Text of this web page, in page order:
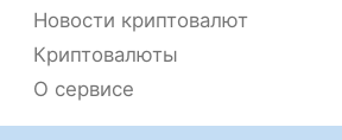
Новости криптовалют
Криптовалюты
О сервисе